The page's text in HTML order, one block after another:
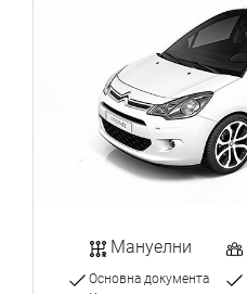
Мануелни
Основна документа